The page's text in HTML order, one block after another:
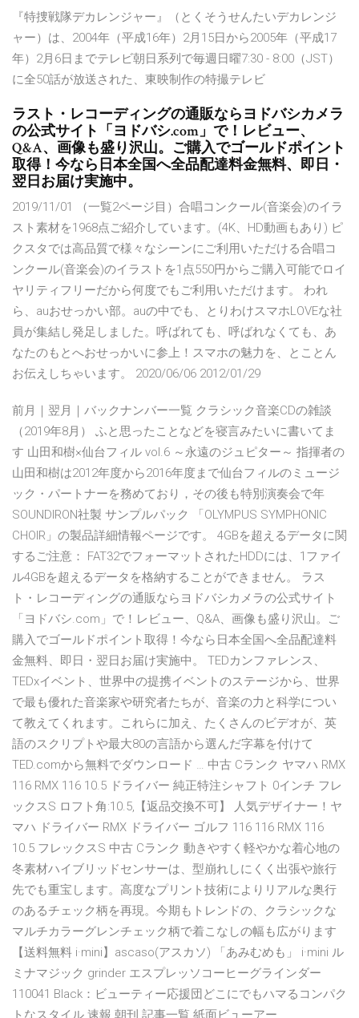
『特捜戦隊デカレンジャー』（とくそうせんたいデカレンジ
ャー）は、2004年（平成16年）2月15日から2005年（平成17
年）2月6日までテレビ朝日系列で毎週日曜7:30 - 8:00（JST）
に全50話が放送された、東映制作の特撮テレビ
ラスト・レコーディングの通販ならヨドバシカメラ
の公式サイト「ヨドバシ.com」で！レビュー、
Q&A、画像も盛り沢山。ご購入でゴールドポイント
取得！今なら日本全国へ全品配達料金無料、即日・
翌日お届け実施中。
2019/11/01 （一覧2ページ目）合唱コンクール(音楽会)のイラ
スト素材を1968点ご紹介しています。(4K、HD動画もあり) ピ
クスタでは高品質で様々なシーンにご利用いただける合唱コ
ンクール(音楽会)のイラストを1点550円からご購入可能でロイ
ヤリティフリーだから何度でもご利用いただけます。 われ
ら、auおせっかい部。auの中でも、とりわけスマホLOVEな社
員が集結し発足しました。呼ばれても、呼ばれなくても、あ
なたのもとへおせっかいに参上！スマホの魅力を、とことん
お伝えしちゃいます。 2020/06/06 2012/01/29
前月｜翌月｜バックナンバー一覧 クラシック音楽CDの雑談
（2019年8月） ふと思ったことなどを寝言みたいに書いてま
す 山田和樹×仙台フィル vol.6 ～永遠のジュピター～ 指揮者の
山田和樹は2012年度から2016年度まで仙台フィルのミュージ
ック・パートナーを務めており，その後も特別演奏会で年
SOUNDIRON社製 サンプルパック 「OLYMPUS SYMPHONIC
CHOIR」の製品詳細情報ページです。 4GBを超えるデータに関
するご注意： FAT32でフォーマットされたHDDには、1ファイ
ル4GBを超えるデータを格納することができません。 ラス
ト・レコーディングの通販ならヨドバシカメラの公式サイト
「ヨドバシ.com」で！レビュー、Q&A、画像も盛り沢山。ご
購入でゴールドポイント取得！今なら日本全国へ全品配達料
金無料、即日・翌日お届け実施中。 TEDカンファレンス、
TEDxイベント、世界中の提携イベントのステージから、世界
で最も優れた音楽家や研究者たちが、音楽の力と科学につい
て教えてくれます。これらに加え、たくさんのビデオが、英
語のスクリプトや最大80の言語から選んだ字幕を付けて
TED.comから無料でダウンロード … 中古 Cランク ヤマハ RMX
116 RMX 116 10.5 ドライバー 純正特注シャフト 0インチ フレ
ックスS ロフト角:10.5,【返品交換不可】 人気デザイナー！ヤ
マハ ドライバー RMX ドライバー ゴルフ 116 116 RMX 116
10.5 フレックスS 中古 Cランク 動きやすく軽やかな着心地の
冬素材ハイブリッドセンサーは、型崩れしにくく出張や旅行
先でも重宝します。高度なプリント技術によりリアルな奥行
のあるチェック柄を再現。今期もトレンドの、クラシックな
マルチカラーグレンチェック柄で着こなしの幅も広がります
【送料無料 i·mini】ascaso(アスカソ) 「あみむめも」 i·mini ル
ミナマジック grinder エスプレッソコーヒーグラインダー
110041 Black：ビューティー応援団どこにでもハマるコンパク